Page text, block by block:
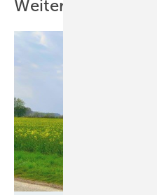
Weitere Inhalte